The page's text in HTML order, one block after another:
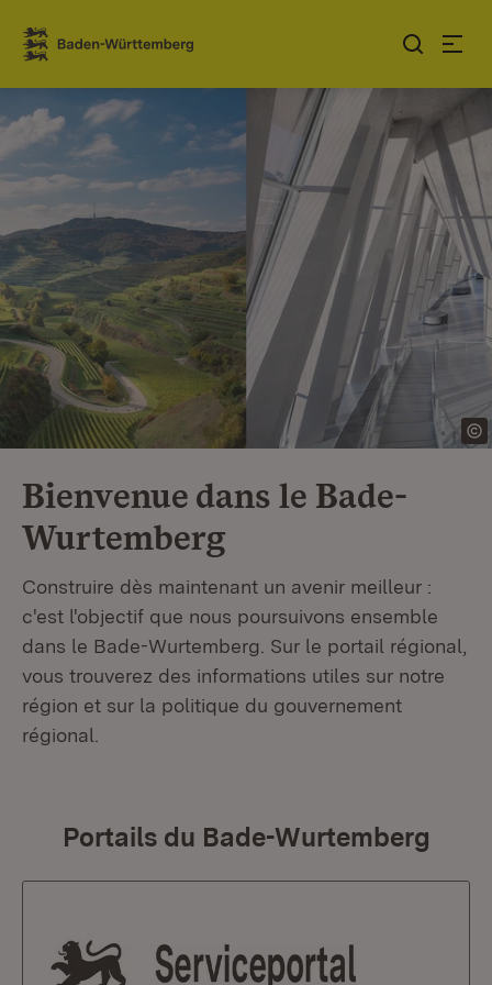
Sauter au contenu
Link zur Startseite
Bienvenue dans le Bade-
Wurtemberg
Construire dès maintenant un avenir meilleur :
c'est l'objectif que nous poursuivons ensemble
dans le Bade-Wurtemberg. Sur le portail régional,
vous trouverez des informations utiles sur notre
région et sur la politique du gouvernement
régional.
Portails du Bade-Wurtemberg